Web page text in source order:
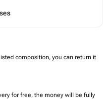
composition, you can return it
for free, the money will be fully